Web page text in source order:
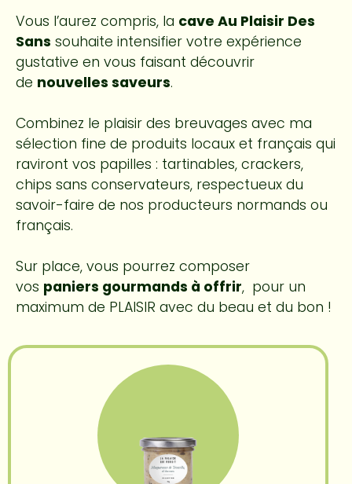
Vous l’aurez compris, la cave Au Plaisir Des
Sans souhaite intensifier votre expérience
gustative en vous faisant découvrir
de nouvelles saveurs.
Combinez le plaisir des breuvages avec ma
sélection fine de produits locaux et français qui
raviront vos papilles : tartinables, crackers,
chips sans conservateurs, respectueux du
savoir-faire de nos producteurs normands ou
français.
Sur place, vous pourrez composer
vos paniers gourmands à offrir, pour un
maximum de PLAISIR avec du beau et du bon !